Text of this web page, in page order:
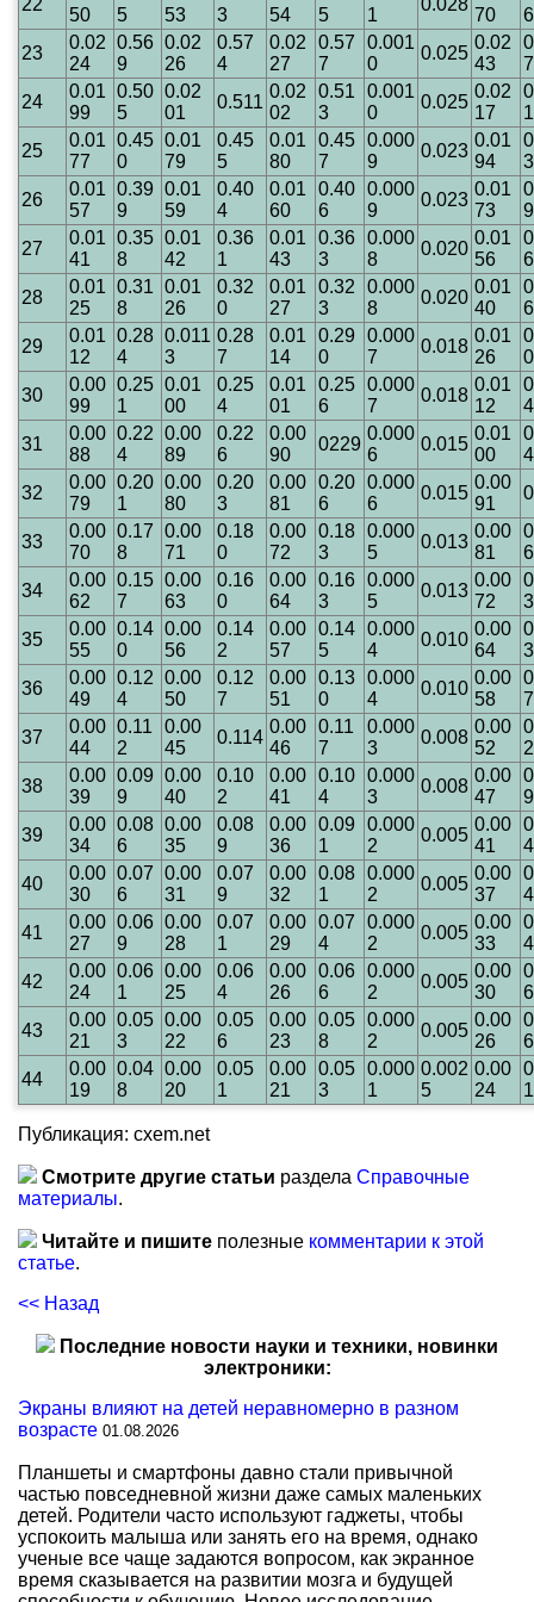
22
50
5
53
3
54
5
1
0.028
70
6
23
0.02
24
0.56
9
0.02
26
0.57
4
0.02
27
0.57
7
0.001
0
0.025
0.02
43
7
24
0.01
99
0.50
5
0.02
01
0.511
0.02
02
0.51
3
0.001
0
0.025
0.02
17
1
25
0.01
77
0.45
0
0.01
79
0.45
5
0.01
80
0.45
7
0.000
9
0.023
0.01
94
3
26
0.01
57
0.39
9
0.01
59
0.40
4
0.01
60
0.40
6
0.000
9
0.023
0.01
73
9
27
0.01
41
0.35
8
0.01
42
0.36
1
0.01
43
0.36
3
0.000
8
0.020
0.01
56
6
28
0.01
25
0.31
8
0.01
26
0.32
0
0.01
27
0.32
3
0.000
8
0.020
0.01
40
6
29
0.01
12
0.28
4
0.011
3
0.28
7
0.01
14
0.29
0
0.000
7
0.018
0.01
26
0
30
0.00
99
0.25
1
0.01
00
0.25
4
0.01
01
0.25
6
0.000
7
0.018
0.01
12
4
31
0.00
88
0.22
4
0.00
89
0.22
6
0.00
90
0229
0.000
6
0.015
0.01
00
4
32
0.00
79
0.20
1
0.00
80
0.20
3
0.00
81
0.20
6
0.000
6
0.015
0.00
91
33
0.00
70
0.17
8
0.00
71
0.18
0
0.00
72
0.18
3
0.000
5
0.013
0.00
81
6
34
0.00
62
0.15
7
0.00
63
0.16
0
0.00
64
0.16
3
0.000
5
0.013
0.00
72
3
35
0.00
55
0.14
0
0.00
56
0.14
2
0.00
57
0.14
5
0.000
4
0.010
0.00
64
3
36
0.00
49
0.12
4
0.00
50
0.12
7
0.00
51
0.13
0
0.000
4
0.010
0.00
58
7
37
0.00
44
0.11
2
0.00
45
0.114
0.00
46
0.11
7
0.000
3
0.008
0.00
52
2
38
0.00
39
0.09
9
0.00
40
0.10
2
0.00
41
0.10
4
0.000
3
0.008
0.00
47
9
39
0.00
34
0.08
6
0.00
35
0.08
9
0.00
36
0.09
1
0.000
2
0.005
0.00
41
4
40
0.00
30
0.07
6
0.00
31
0.07
9
0.00
32
0.08
1
0.000
2
0.005
0.00
37
4
41
0.00
27
0.06
9
0.00
28
0.07
1
0.00
29
0.07
4
0.000
2
0.005
0.00
33
4
42
0.00
24
0.06
1
0.00
25
0.06
4
0.00
26
0.06
6
0.000
2
0.005
0.00
30
6
43
0.00
21
0.05
3
0.00
22
0.05
6
0.00
23
0.05
8
0.000
2
0.005
0.00
26
6
44
0.00
19
0.04
8
0.00
20
0.05
1
0.00
21
0.05
3
0.000
1
0.002
5
0.00
24
1
Публикация: cxem.net
Смотрите другие статьи раздела Справочные
материалы.
Читайте и пишите полезные комментарии к этой
статье.
<< Назад
Последние новости науки и техники, новинки
электроники:
Экраны влияют на детей неравномерно в разном
возрасте 01.08.2026
Планшеты и смартфоны давно стали привычной
частью повседневной жизни даже самых маленьких
детей. Родители часто используют гаджеты, чтобы
успокоить малыша или занять его на время, однако
ученые все чаще задаются вопросом, как экранное
время сказывается на развитии мозга и будущей